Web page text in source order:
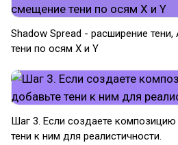
Shadow Spread - расширение
тени по осям X и Y
Шаг 3. Если создаете
тени к ним для реалистичности.